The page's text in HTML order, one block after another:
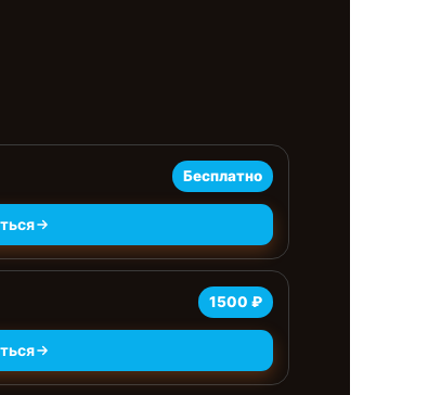
Бесплатно
1500 ₽